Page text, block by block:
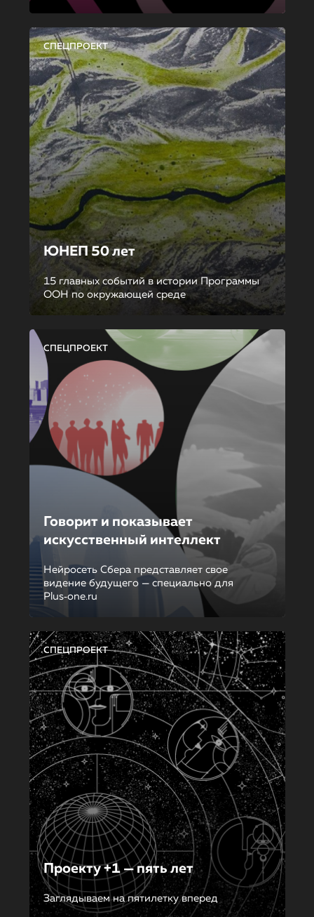
СПЕЦПРОЕКТ
ЮНЕП 50 лет
15 главных событий в истории Программы
ООН по окружающей среде
СПЕЦПРОЕКТ
Говорит и показывает
искусственный интеллект
Нейросеть Сбера представляет свое
видение будущего — специально для
Plus‑one.ru
СПЕЦПРОЕКТ
Проекту +1 — пять лет
Заглядываем на пятилетку вперед